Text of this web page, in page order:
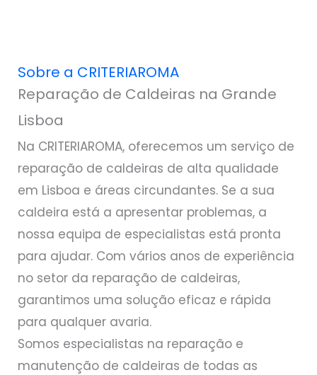
Sobre a CRITERIAROMA
Reparação de Caldeiras na Grande
Lisboa
Na CRITERIAROMA, oferecemos um serviço de
reparação de caldeiras de alta qualidade
em Lisboa e áreas circundantes. Se a sua
caldeira está a apresentar problemas, a
nossa equipa de especialistas está pronta
para ajudar. Com vários anos de experiência
no setor da reparação de caldeiras,
garantimos uma solução eficaz e rápida
para qualquer avaria.
Somos especialistas na reparação e
manutenção de caldeiras de todas as